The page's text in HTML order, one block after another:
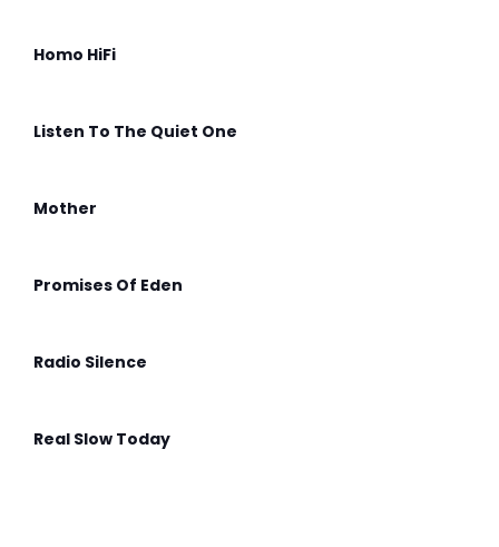
Homo HiFi
Listen To The Quiet One
Mother
Promises Of Eden
Radio Silence
Real Slow Today